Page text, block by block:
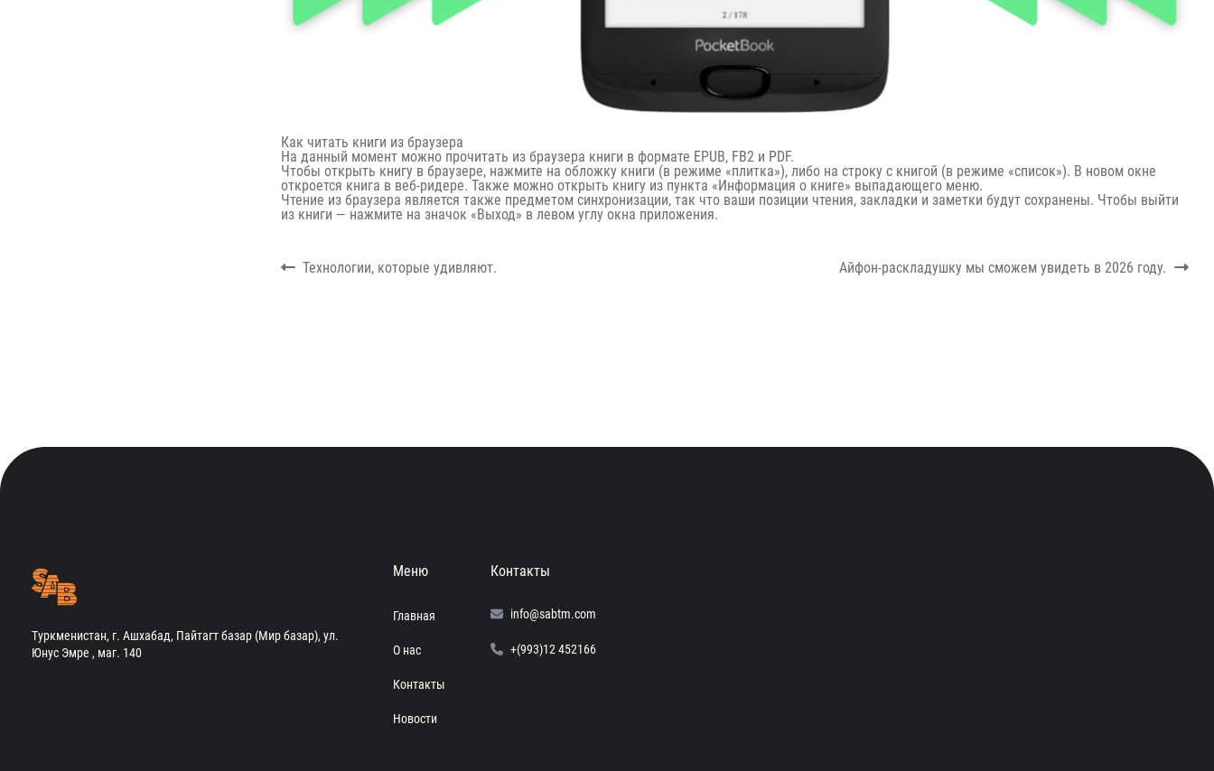
Как читать книги из браузера
На данный момент можно прочитать из браузера книги в формате EPUB, FB2 и PDF.
Чтобы открыть книгу в браузере, нажмите на обложку книги (в режиме «плитка»), либо на строку с книгой (в режиме «список»). В новом окне
откроется книга в веб-ридере. Также можно открыть книгу из пункта «Информация о книге» выпадающего меню.
Чтение из браузера является также предметом синхронизации, так что ваши позиции чтения, закладки и заметки будут сохранены. Чтобы выйти
из книги — нажмите на значок «Выход» в левом углу окна приложения.
Навигация
Previous
Технологии, которые удивляют.
Next
post:
Айфон-раскладушку мы сможем увидеть в 2026 году.
Туркменистан, г. Ашхабад, Пайтагт базар (Мир базар), ул.
Юнус Эмре , маг. 140
Меню
Главная
О нас
Контакты
Новости
Контакты
info@sabtm.com
+(993)12 452166